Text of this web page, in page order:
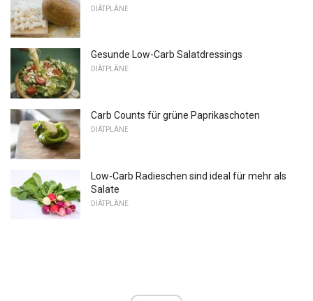
DIÄTPLÄNE
Gesunde Low-Carb Salatdressings
DIÄTPLÄNE
Carb Counts für grüne Paprikaschoten
DIÄTPLÄNE
Low-Carb Radieschen sind ideal für mehr als
Salate
DIÄTPLÄNE